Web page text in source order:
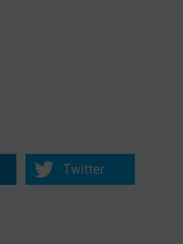
Twitter